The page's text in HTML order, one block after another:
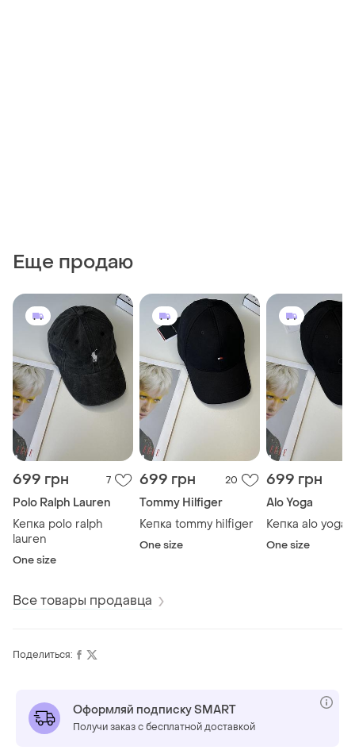
Еще продаю
699 грн 7
Polo Ralph Lauren
Кепка polo ralph
lauren
One size
699 грн 20
Tommy Hilfiger
Кепка tommy hilfiger
One size
699 грн
Alo Yoga
Кепка alo yoga
One size
Все товары продавца
Поделиться:
Оформляй подписку SMART
Получи заказ с бесплатной доставкой